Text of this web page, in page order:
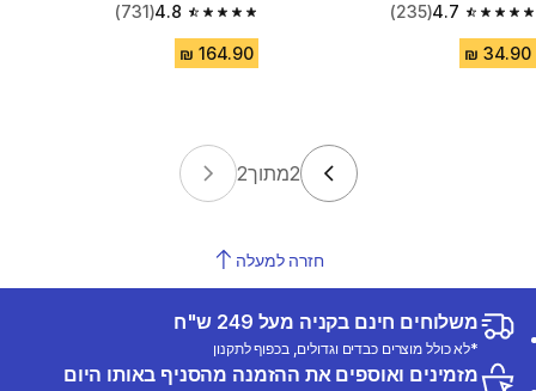
4.7
4.7 out of 5 stars from 235 reviews
(235)
4.8
4.8 out of 5 stars from 731 reviews
(731)
2מתוך2
חזרה למעלה
משלוחים חינם בקניה מעל 249 ש"ח
*לא כולל מוצרים כבדים וגדולים, בכפוף לתקנון
מזמינים ואוספים את ההזמנה מהסניף באותו היום